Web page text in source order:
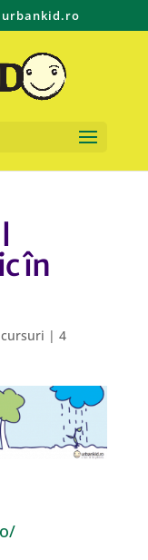
în
| 4